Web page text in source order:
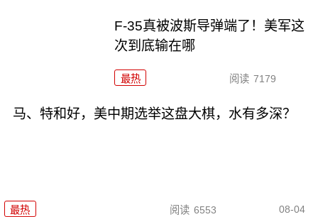
F-35真被波斯导弹端了！美军这
次到底输在哪
最热 阅读 7179
马、特和好，美中期选举这盘大棋，水有多深？
最热 阅读 6553 08-04